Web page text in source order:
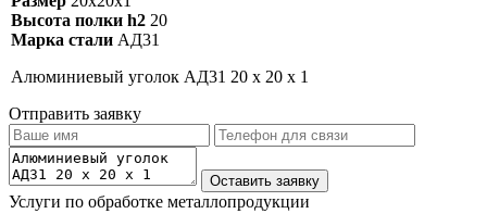
Высота полки h2 20
Марка стали АД31
Алюминиевый уголок АД31 20 х 20 х 1
Отправить заявку
Услуги по обработке металлопродукции